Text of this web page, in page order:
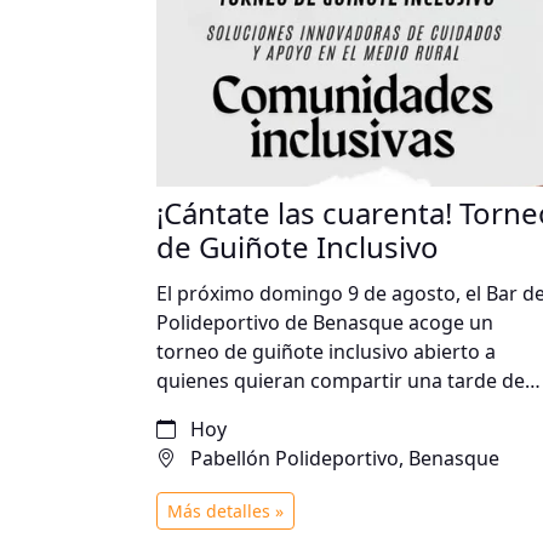
¡Cántate las cuarenta!
de Guiñote Inclusivo
El próximo domingo 9 de agosto, el Bar
Polideportivo de Benasque acoge un
torneo de guiñote inclusivo abierto a
quienes quieran compartir una tarde de
iniciativa que apuesta por la inclusión
social y el fortalecimiento de la comunidad
en el medio rural.
Hoy
Pabellón Polideportivo, Benasque
Más detalles »